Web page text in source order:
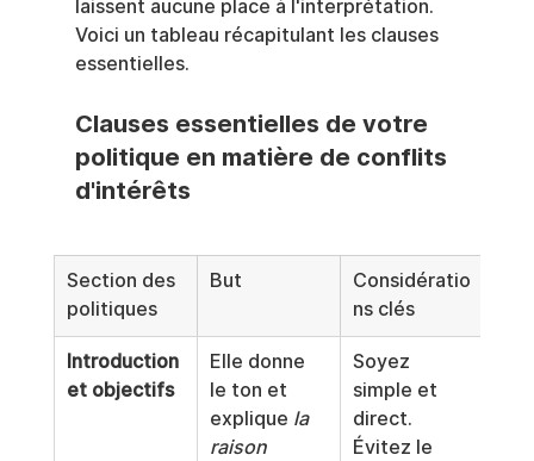
laissent aucune place à l'interprétation.
Voici un tableau récapitulant les clauses
essentielles.
Clauses essentielles de votre
politique en matière de conflits
d'intérêts
Section des
politiques
But
Considératio
ns clés
Introduction
et objectifs
Elle donne
le ton et
explique la
raison
Soyez
simple et
direct.
Évitez le